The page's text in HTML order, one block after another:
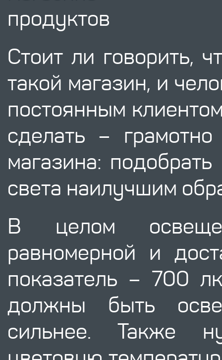
Стоит ли говорить,
такой магазин, и
постоянным
сделать –
магазина:
света наилучшим
В целом
равномерной и
показатель – 700
должны быть
сильнее. Также